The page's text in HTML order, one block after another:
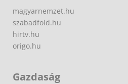
magyarnemzet.hu
szabadfold.hu
hirtv.hu
origo.hu
Gazdaság